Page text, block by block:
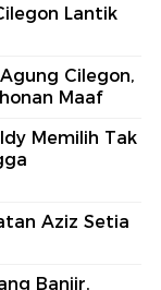
Lantik
Cilegon,
Maaf
Memilih Tak
Aziz Setia
Banjir,